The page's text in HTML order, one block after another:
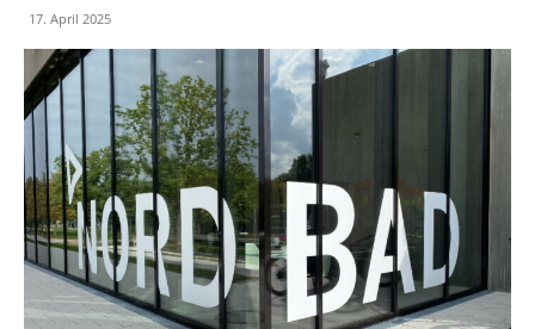
17. April 2025